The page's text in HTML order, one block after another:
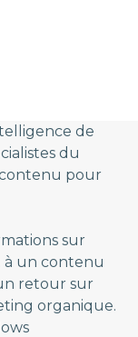
de
du
pour
sur
à un contenu
retour sur
organique.